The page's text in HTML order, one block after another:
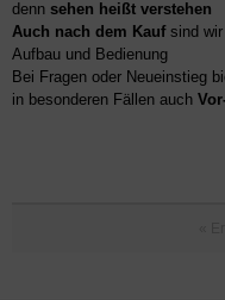
denn sehen heißt verstehen
Auch nach dem Kaufsind wir
Aufbau und Bedienung
Bei Fragen oder Neueinstieg
in besonderen Fällen auch